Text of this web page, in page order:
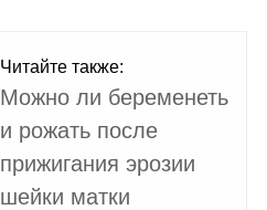
Читайте также:
Можно ли беременеть
и рожать после
прижигания эрозии
шейки матки